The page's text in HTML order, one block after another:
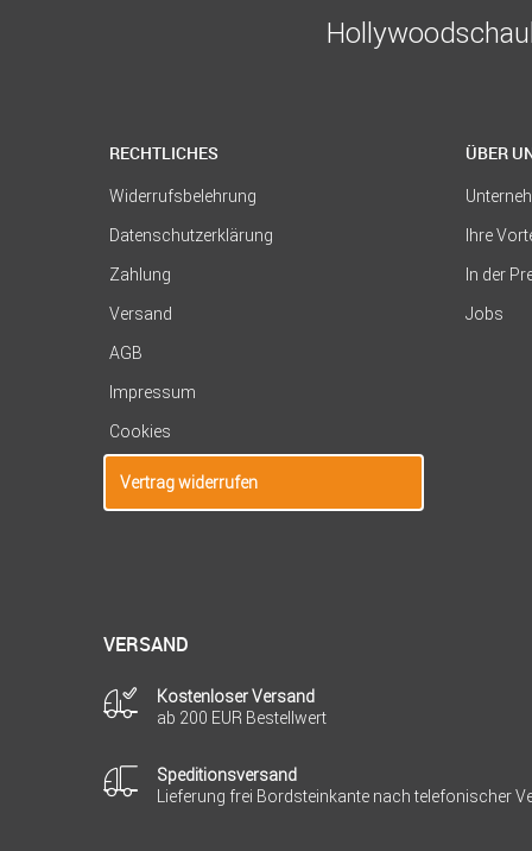
RECHTLICHES
Widerrufsbelehrung
Datenschutzerklärung
Zahlung
Versand
AGB
Impressum
Cookies
Vertrag widerrufen
ÜBER
Ihre
In der
Jobs
VERSAND
Kostenloser Versand
ab 200 EUR Bestellwert
Speditionsversand
Lieferung frei Bordsteinkante nach telefonischer